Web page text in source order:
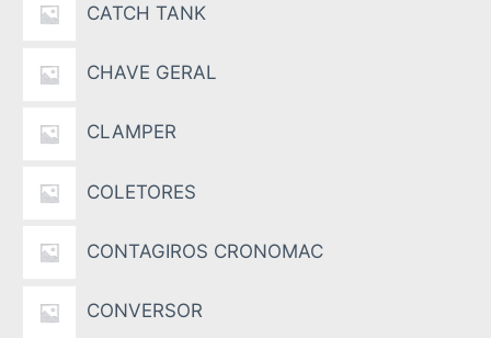
CATCH TANK
CHAVE GERAL
CLAMPER
COLETORES
CONTAGIROS CRONOMAC
CONVERSOR